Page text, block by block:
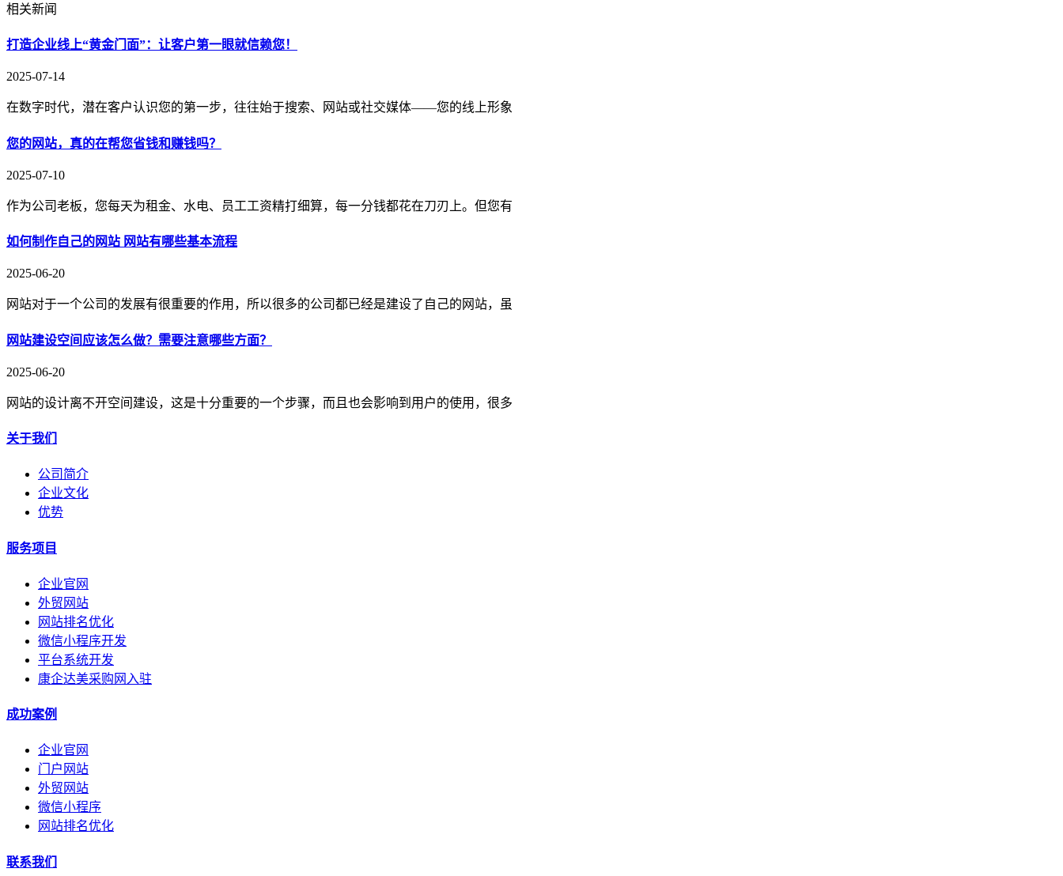
相关新闻
打造企业线上“黄金门面”：让客户第一眼就信赖您！
2025-07-14
在数字时代，潜在客户认识您的第一步，往往始于搜索、网站或社交媒体——您的线上形象
您的网站，真的在帮您省钱和赚钱吗？
2025-07-10
作为公司老板，您每天为租金、水电、员工工资精打细算，每一分钱都花在刀刃上。但您有
如何制作自己的网站 网站有哪些基本流程
2025-06-20
网站对于一个公司的发展有很重要的作用，所以很多的公司都已经是建设了自己的网站，虽
网站建设空间应该怎么做？需要注意哪些方面？
2025-06-20
网站的设计离不开空间建设，这是十分重要的一个步骤，而且也会影响到用户的使用，很多
关于我们
公司简介
企业文化
优势
服务项目
企业官网
外贸网站
网站排名优化
微信小程序开发
平台系统开发
康企达美采购网入驻
成功案例
企业官网
门户网站
外贸网站
微信小程序
网站排名优化
联系我们